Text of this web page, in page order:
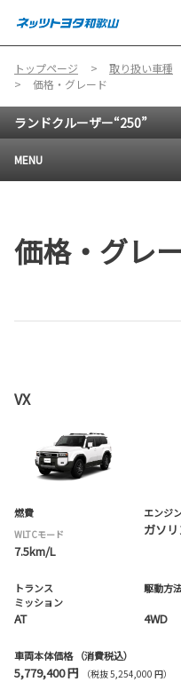
トップページ 取り扱い車種
価格・グレード
ランドクルーザー“250”
MENU
価格・グレ
VX
燃費
WLTCモード
7.5km/L
エンジ
ガソ
トランス
ミッション
AT
駆動方
4WD
車両本体価格 （消費税込）
5,779,400 円 （税抜 5,254,000 円）